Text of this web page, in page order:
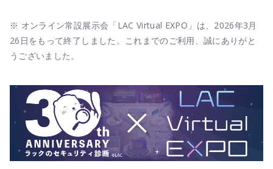
※ オンライン常設展示会「LAC Virtual EXPO」は、2026年3月
26日をもって終了しました。これまでのご利用、誠にありがと
うございました。